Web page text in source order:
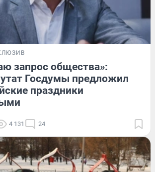
запрос общества»:
Госдумы предложил
праздники
4 131 24